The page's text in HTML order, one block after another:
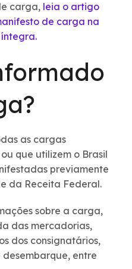
carga, leia o artigo
de carga na
as cargas
que utilizem o Brasil
previamente
da Receita Federal.
sobre a carga,
das mercadorias,
dos consignatários,
entre